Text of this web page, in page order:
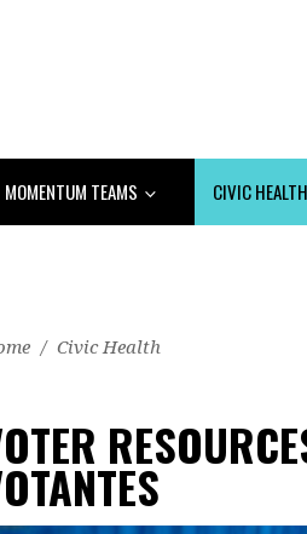
MOMENTUM TEAMS CIVIC HEALTH
/ Civic Health